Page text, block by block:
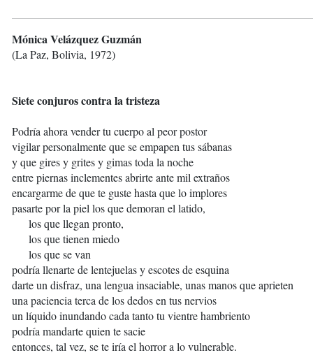
Mónica Velázquez Guzmán
(La Paz, Bolivia, 1972)
Siete conjuros contra la tristeza
Podría ahora vender tu cuerpo al peor postor
vigilar personalmente que se empapen tus sábanas
y que gires y grites y gimas toda la noche
entre piernas inclementes abrirte ante mil extraños
encargarme de que te guste hasta que lo implores
pasarte por la piel los que demoran el latido,
los que llegan pronto,
los que tienen miedo
los que se van
podría llenarte de lentejuelas y escotes de esquina
darte un disfraz, una lengua insaciable, unas manos que aprieten
una paciencia terca de los dedos en tus nervios
un líquido inundando cada tanto tu vientre hambriento
podría mandarte quien te sacie
entonces, tal vez, se te iría el horror a lo vulnerable.